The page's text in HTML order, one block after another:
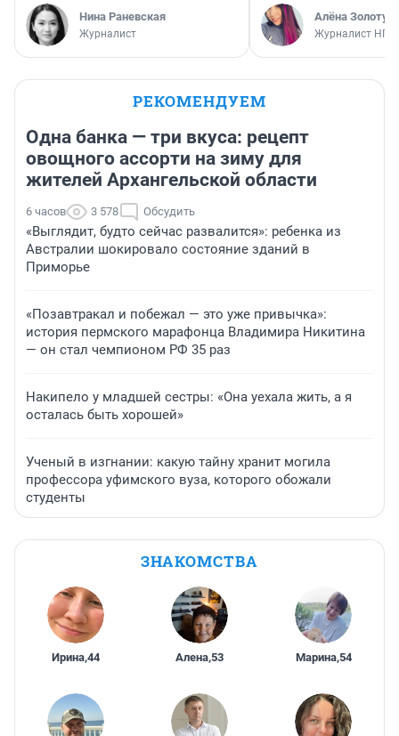
Нина Раневская
Журналист
Алёна
Журналист НГС
РЕКОМЕНДУЕМ
Одна банка — три вкуса: рецепт
овощного ассорти на зиму для
жителей Архангельской области
6 часов 3 578 Обсудить
«Выглядит, будто сейчас развалится»: ребенка из
Австралии шокировало состояние зданий в
Приморье
«Позавтракал и побежал — это уже привычка»:
история пермского марафонца Владимира Никитина
— он стал чемпионом РФ 35 раз
Накипело у младшей сестры: «Она уехала жить, а я
осталась быть хорошей»
Ученый в изгнании: какую тайну хранит могила
профессора уфимского вуза, которого обожали
студенты
ЗНАКОМСТВА
Ирина,44 Алена,53 Марина,54